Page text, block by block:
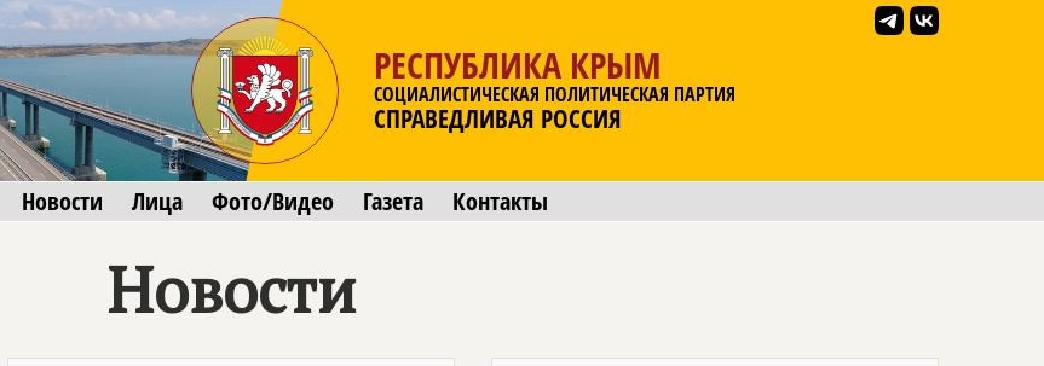
РЕСПУБЛИКА КРЫМ
СОЦИАЛИСТИЧЕСКАЯ ПОЛИТИЧЕСКАЯ ПАРТИЯ
СПРАВЕДЛИВАЯ РОССИЯ
Новости Лица Фото/Видео Газета Контакты
Новости